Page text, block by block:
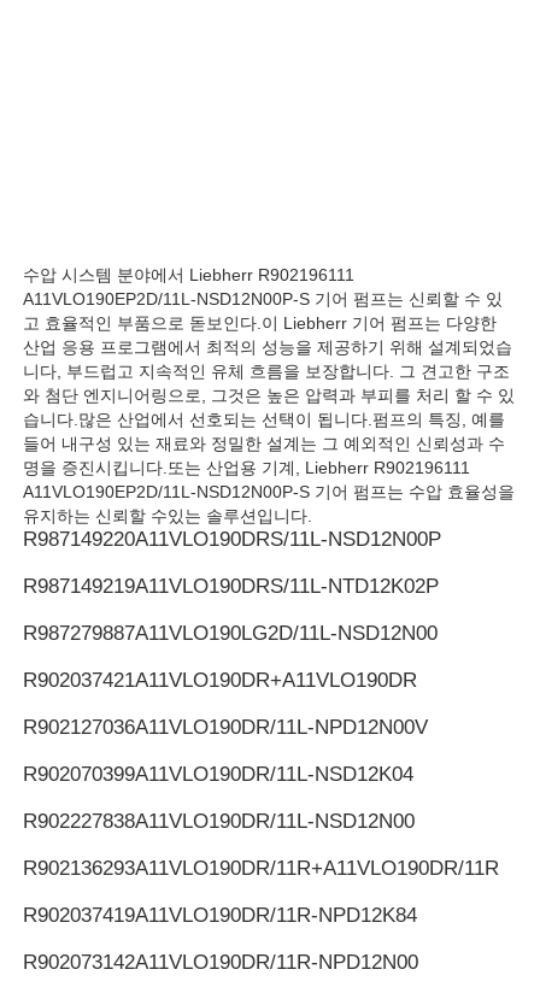
렉스트로 필터 액세서리
YUKEN 수압 밸브
유켄 유압펌프
수압 시스템 분야에서 Liebherr R902196111
A11VLO190EP2D/11L-NSD12N00P-S 기어 펌프는 신뢰할 수 있
고 효율적인 부품으로 돋보인다.이 Liebherr 기어 펌프는 다양한
산업 응용 프로그램에서 최적의 성능을 제공하기 위해 설계되었습
니다, 부드럽고 지속적인 유체 흐름을 보장합니다. 그 견고한 구조
와 첨단 엔지니어링으로, 그것은 높은 압력과 부피를 처리 할 수 있
습니다.많은 산업에서 선호되는 선택이 됩니다.펌프의 특징, 예를
들어 내구성 있는 재료와 정밀한 설계는 그 예외적인 신뢰성과 수
명을 증진시킵니다.또는 산업용 기계, Liebherr R902196111
A11VLO190EP2D/11L-NSD12N00P-S 기어 펌프는 수압 효율성을
유지하는 신뢰할 수있는 솔루션입니다.
R987149220A11VLO190DRS/11L-NSD12N00P
R987149219A11VLO190DRS/11L-NTD12K02P
R987279887A11VLO190LG2D/11L-NSD12N00
R902037421A11VLO190DR+A11VLO190DR
R902127036A11VLO190DR/11L-NPD12N00V
R902070399A11VLO190DR/11L-NSD12K04
R902227838A11VLO190DR/11L-NSD12N00
R902136293A11VLO190DR/11R+A11VLO190DR/11R
R902037419A11VLO190DR/11R-NPD12K84
R902073142A11VLO190DR/11R-NPD12N00